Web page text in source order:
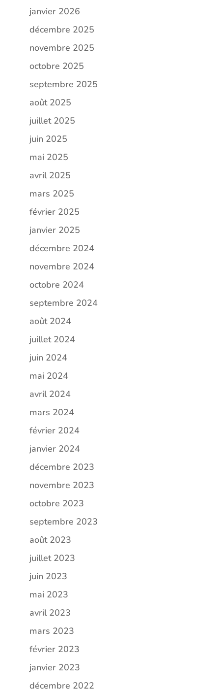
janvier 2026
décembre 2025
novembre 2025
octobre 2025
septembre 2025
août 2025
juillet 2025
juin 2025
mai 2025
avril 2025
mars 2025
février 2025
janvier 2025
décembre 2024
novembre 2024
octobre 2024
septembre 2024
août 2024
juillet 2024
juin 2024
mai 2024
avril 2024
mars 2024
février 2024
janvier 2024
décembre 2023
novembre 2023
octobre 2023
septembre 2023
août 2023
juillet 2023
juin 2023
mai 2023
avril 2023
mars 2023
février 2023
janvier 2023
décembre 2022